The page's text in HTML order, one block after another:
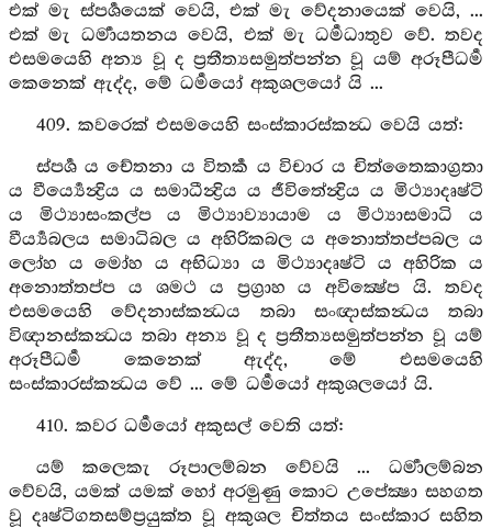
එක් මැ ස්පර්‍ශයෙක් වෙයි, එක් මැ වේදනායෙක් වෙයි, ...
එක් මැ ධර්‍මායතනය වෙයි, එක් මැ ධර්‍මධාතුව වේ. තවද
එසමයෙහි අන්‍ය වූ ද ප්‍රතීත්‍යසමුත්පන්න වූ යම් අරූපීධර්‍ම
කෙනෙක් ඇද්ද, මේ ධර්‍මයෝ අකුශලයෝ යි ...
409. කවරෙක් එසමයෙහි සංස්කාරස්කන්‍ධ වෙයි යත්:
ස්පර්‍ශ ය චේතනා ය විතර්‍ක ය විචාර ය චිත්තෛකාග්‍රතා
ය වීර්‍ය්‍යෙන්‍ද්‍රිය ය සමාධීන්‍ද්‍රිය ය ජීවිතේන්‍ද්‍රිය ය මිථ්‍යාදෘෂ්ටි
ය මිථ්‍යාසංකල්ප ය මිථ්‍යාව්‍යායාම ය මිථ්‍යාසමාධි ය
වීර්‍ය්‍යබලය සමාධිබල ය අහිරිකබල ය අනොත්තප්පබල ය
ලෝහ ය මෝහ ය අභිධ්‍යා ය මිථ්‍යාදෘෂ්ටි ය අහිරික ය
අනොත්තප්ප ය ශමථ ය ප්‍රග්‍රාහ ය අවික්‍ෂේප යි. තවද
එසමයෙහි වේදනාස්කන්‍ධය තබා සංඥාස්කන්‍ධය තබා
විඥානස්කන්‍ධය තබා අන්‍ය වූ ද ප්‍රතීත්‍යසමුත්පන්න වූ යම්
අරූපීධර්‍ම කෙනෙක් ඇද්ද, මේ එසමයෙහි
සංස්කාරස්කන්‍ධය වේ ... මේ ධර්‍මයෝ අකුශලයෝ යි.
410. කවර ධර්‍මයෝ අකුසල් වෙති යත්:
යම් කලෙකැ රූපාලම්බන වේවයි ... ධර්‍මාලම්බන
වේවයි, යමක් යමක් හෝ අරමුණු කොට උපේක්‍ෂා සහගත
වූ දෘෂ්ටිගතසම්ප්‍රයුක්ත වූ අකුශල චිත්තය සංස්කාර සහිත